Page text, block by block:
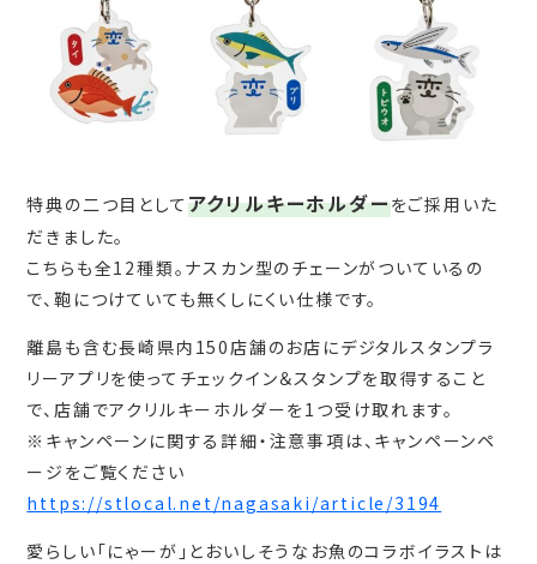
特典の二つ目として アクリルキーホルダーをご採用いた
だきました。
こちらも全12種類。ナスカン型のチェーンがついているの
で、鞄につけていても無くしにくい仕様です。
離島も含む長崎県内150店舗のお店にデジタルスタンプラ
リーアプリを使ってチェックイン＆スタンプを取得すること
で、店舗でアクリルキーホルダーを1つ受け取れます。
※キャンペーンに関する詳細・注意事項は、キャンペーンペ
ージをご覧ください
https://stlocal.net/nagasaki/article/3194
愛らしい「にゃーが」とおいしそうなお魚のコラボイラストは